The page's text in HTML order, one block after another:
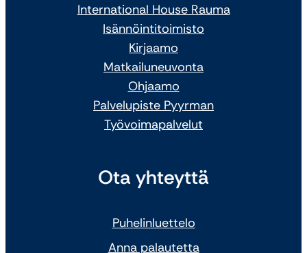
International House Rauma
Isännöintitoimisto
Kirjaamo
Matkailuneuvonta
Ohjaamo
Palvelupiste Pyyrman
Työvoimapalvelut
Ota yhteyttä
Puhelinluettelo
Anna palautetta